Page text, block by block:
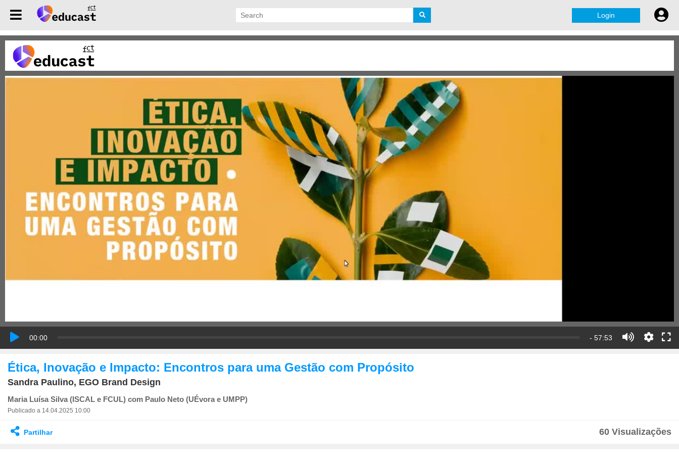
Login
00:00 - 57:53
Ética, Inovação e Impacto: Encontros para uma Gestão com Propósito
Sandra Paulino, EGO Brand Design
Maria Luísa Silva (ISCAL e FCUL) com Paulo Neto (UÉvora e UMPP)
Publicado a 14.04.2025 10:00
Partilhar 60 Visualizações